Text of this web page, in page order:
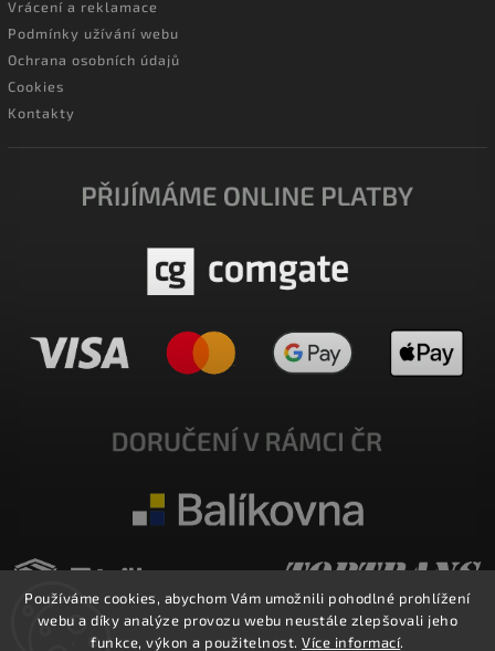
Používáme cookies, abychom Vám umožnili pohodlné prohlížení
webu a díky analýze provozu webu neustále zlepšovali jeho
funkce, výkon a použitelnost.Více informací.
Vrácení a reklamace
Podmínky užívání webu
Ochrana osobních údajů
Cookies
Kontakty